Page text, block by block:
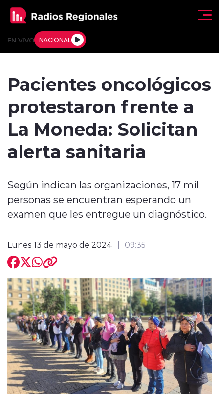
EN VIVO NACIONAL
Regiones al Aire
Entrevistas
modo claro
Pacientes oncológicos
protestaron frente a
La Moneda: Solicitan
alerta sanitaria
Según indican las organizaciones, 17 mil
personas se encuentran esperando un
examen que les entregue un diagnóstico.
Lunes 13 de mayo de 2024 09:35